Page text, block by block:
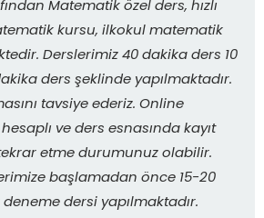
Matematik özel ders, hızlı
kursu, ilkokul matematik
Derslerimiz 40 dakika ders 10
ders şeklinde yapılmaktadır.
tavsiye ederiz. Online
ve ders esnasında kayıt
etme durumunuz olabilir.
başlamadan önce 15-20
dersi yapılmaktadır.